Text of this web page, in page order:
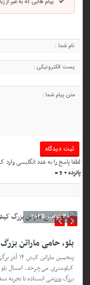
پیام هایی که به غیر از
لطفا پاسخ را به عدد انگلیسی وارد
پانزده + 3 =
30 نوامبر 2025
بلو، حامی ماراتن
کیلومتری می‌چرخد. امسال بلو
بزرگ ورزشی ایستاده تا تجربه